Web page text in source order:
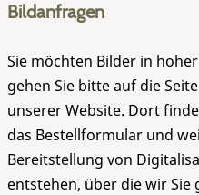
Bildanfragen
Sie möchten Bilder in
gehen Sie bitte auf die Seite
unserer Website. Dort
das Bestellformular und
Bereitstellung von
entstehen, über die wir